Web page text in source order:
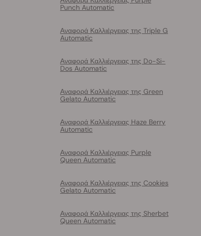
Punch Automatic
Αναφορά Καλλιέργειας της Triple G
Automatic
Αναφορά Καλλιέργειας της Do-Si-
Dos Automatic
Αναφορά Καλλιέργειας της Green
Gelato Automatic
Αναφορά Καλλιέργειας Haze Berry
Automatic
Αναφορά Καλλιέργειας Purple
Queen Automatic
Αναφορά Καλλιέργειας της Cookies
Gelato Automatic
Αναφορά Καλλιέργειας της Sherbet
Queen Automatic